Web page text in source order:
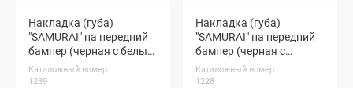
Накладка (губа)
"SAMURAI" на передний
бампер (черная с белым
кантом)
Каталожный номер:
1239
Накладка (губа)
"SAMURAI" на передний
бампер (черная с
красным кантом)
Каталожный номер:
1228